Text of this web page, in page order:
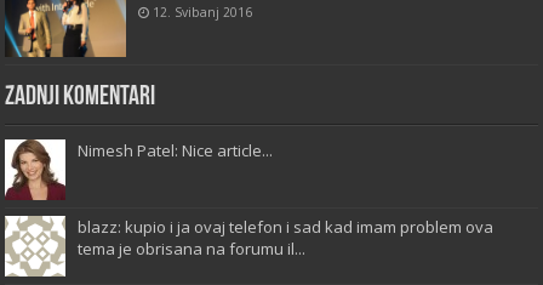
12. Svibanj 2016
Zadnji komentari
Nimesh Patel: Nice article...
blazz: kupio i ja ovaj telefon i sad kad imam problem ova
tema je obrisana na forumu il...